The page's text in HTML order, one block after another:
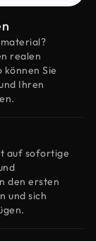
realen
können Sie
Ihren
auf sofortige
den ersten
und sich